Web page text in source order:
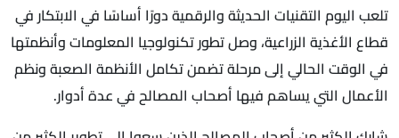
تلعب اليوم التقنيات الحديثة والرقمية دورًا أساسًا في الابتكار في
قطاع الأغذية الزراعية، وصل تطور تكنولوجيا المعلومات وأنظمتها
في الوقت الحالي إلى مرحلة تضمن تكامل الأنظمة الصعبة ونظم
الأعمال التي يساهم فيها أصحاب المصالح في عدة أدوار.